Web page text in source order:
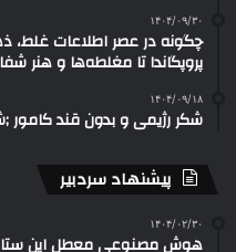
۱۴۰۴/۰۹/۳۰
چگونه در عصر اطلاعات غلط،
پروپگاندا تا مغلطه‌ها و هنر
۱۴۰۴/۰۹/۱۸
شکر رژیمی و بدون قند کامور
پیشنهاد سردبیر
۱۴۰۴/۰۲/۳۰
هوش مصنوعی معطل این ستاد